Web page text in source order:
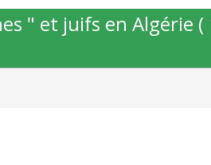
" et juifs en Algérie